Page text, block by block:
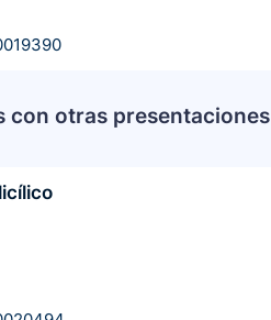
con otras presentaciones